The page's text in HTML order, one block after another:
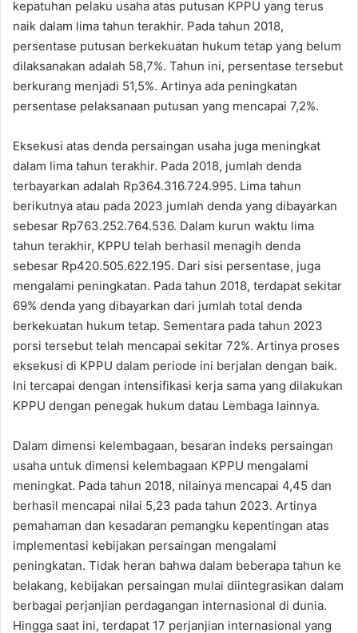
kepatuhan pelaku usaha atas putusan KPPU yang terus
naik dalam lima tahun terakhir. Pada tahun 2018,
persentase putusan berkekuatan hukum tetap yang belum
dilaksanakan adalah 58,7%. Tahun ini, persentase tersebut
berkurang menjadi 51,5%. Artinya ada peningkatan
persentase pelaksanaan putusan yang mencapai 7,2%.
Eksekusi atas denda persaingan usaha juga meningkat
dalam lima tahun terakhir. Pada 2018, jumlah denda
terbayarkan adalah Rp364.316.724.995. Lima tahun
berikutnya atau pada 2023 jumlah denda yang dibayarkan
sebesar Rp763.252.764.536. Dalam kurun waktu lima
tahun terakhir, KPPU telah berhasil menagih denda
sebesar Rp420.505.622.195. Dari sisi persentase, juga
mengalami peningkatan. Pada tahun 2018, terdapat sekitar
69% denda yang dibayarkan dari jumlah total denda
berkekuatan hukum tetap. Sementara pada tahun 2023
porsi tersebut telah mencapai sekitar 72%. Artinya proses
eksekusi di KPPU dalam periode ini berjalan dengan baik.
Ini tercapai dengan intensifikasi kerja sama yang dilakukan
KPPU dengan penegak hukum datau Lembaga lainnya.
Dalam dimensi kelembagaan, besaran indeks persaingan
usaha untuk dimensi kelembagaan KPPU mengalami
meningkat. Pada tahun 2018, nilainya mencapai 4,45 dan
berhasil mencapai nilai 5,23 pada tahun 2023. Artinya
pemahaman dan kesadaran pemangku kepentingan atas
implementasi kebijakan persaingan mengalami
peningkatan. Tidak heran bahwa dalam beberapa tahun ke
belakang, kebijakan persaingan mulai diintegrasikan dalam
berbagai perjanjian perdagangan internasional di dunia.
Hingga saat ini, terdapat 17 perjanjian internasional yang